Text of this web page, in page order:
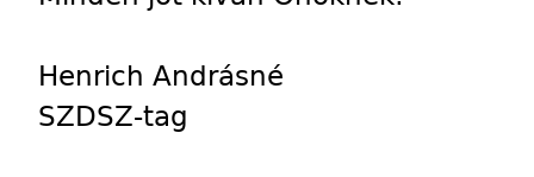
Henrich Andrásné
SZDSZ-tag